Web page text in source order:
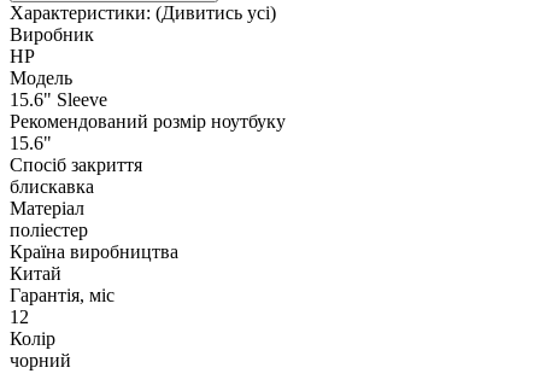
Характеристики: (Дивитись усі)
Виробник
HP
Модель
15.6" Sleeve
Рекомендований розмір ноутбуку
15.6"
Спосіб закриття
блискавка
Матеріал
поліестер
Країна виробництва
Китай
Гарантія, міс
12
Колір
чорний